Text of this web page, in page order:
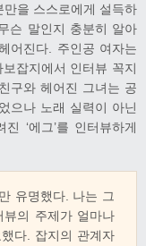
을 스스로에게 설득하
슨 말인지 충분히 알아
어진다. 주인공 여자는
잡지에서 인터뷰 꼭지
구와 헤어진 그녀는 공
으나 노래 실력이 아닌
‘에그’를 인터뷰하게
유명했다. 나는 그
의 주제가 얼마나
다. 잡지의 관계자